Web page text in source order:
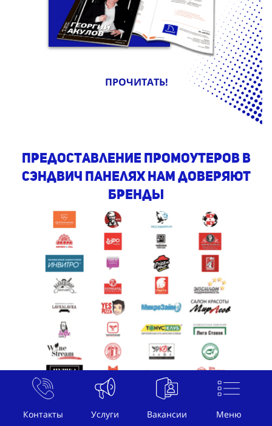
Контакты Услуги Вакансии Меню
ПРОЧИТАТЬ!
предоставление промоутеров в
сэндвич панелях Нам доверяют
бренды